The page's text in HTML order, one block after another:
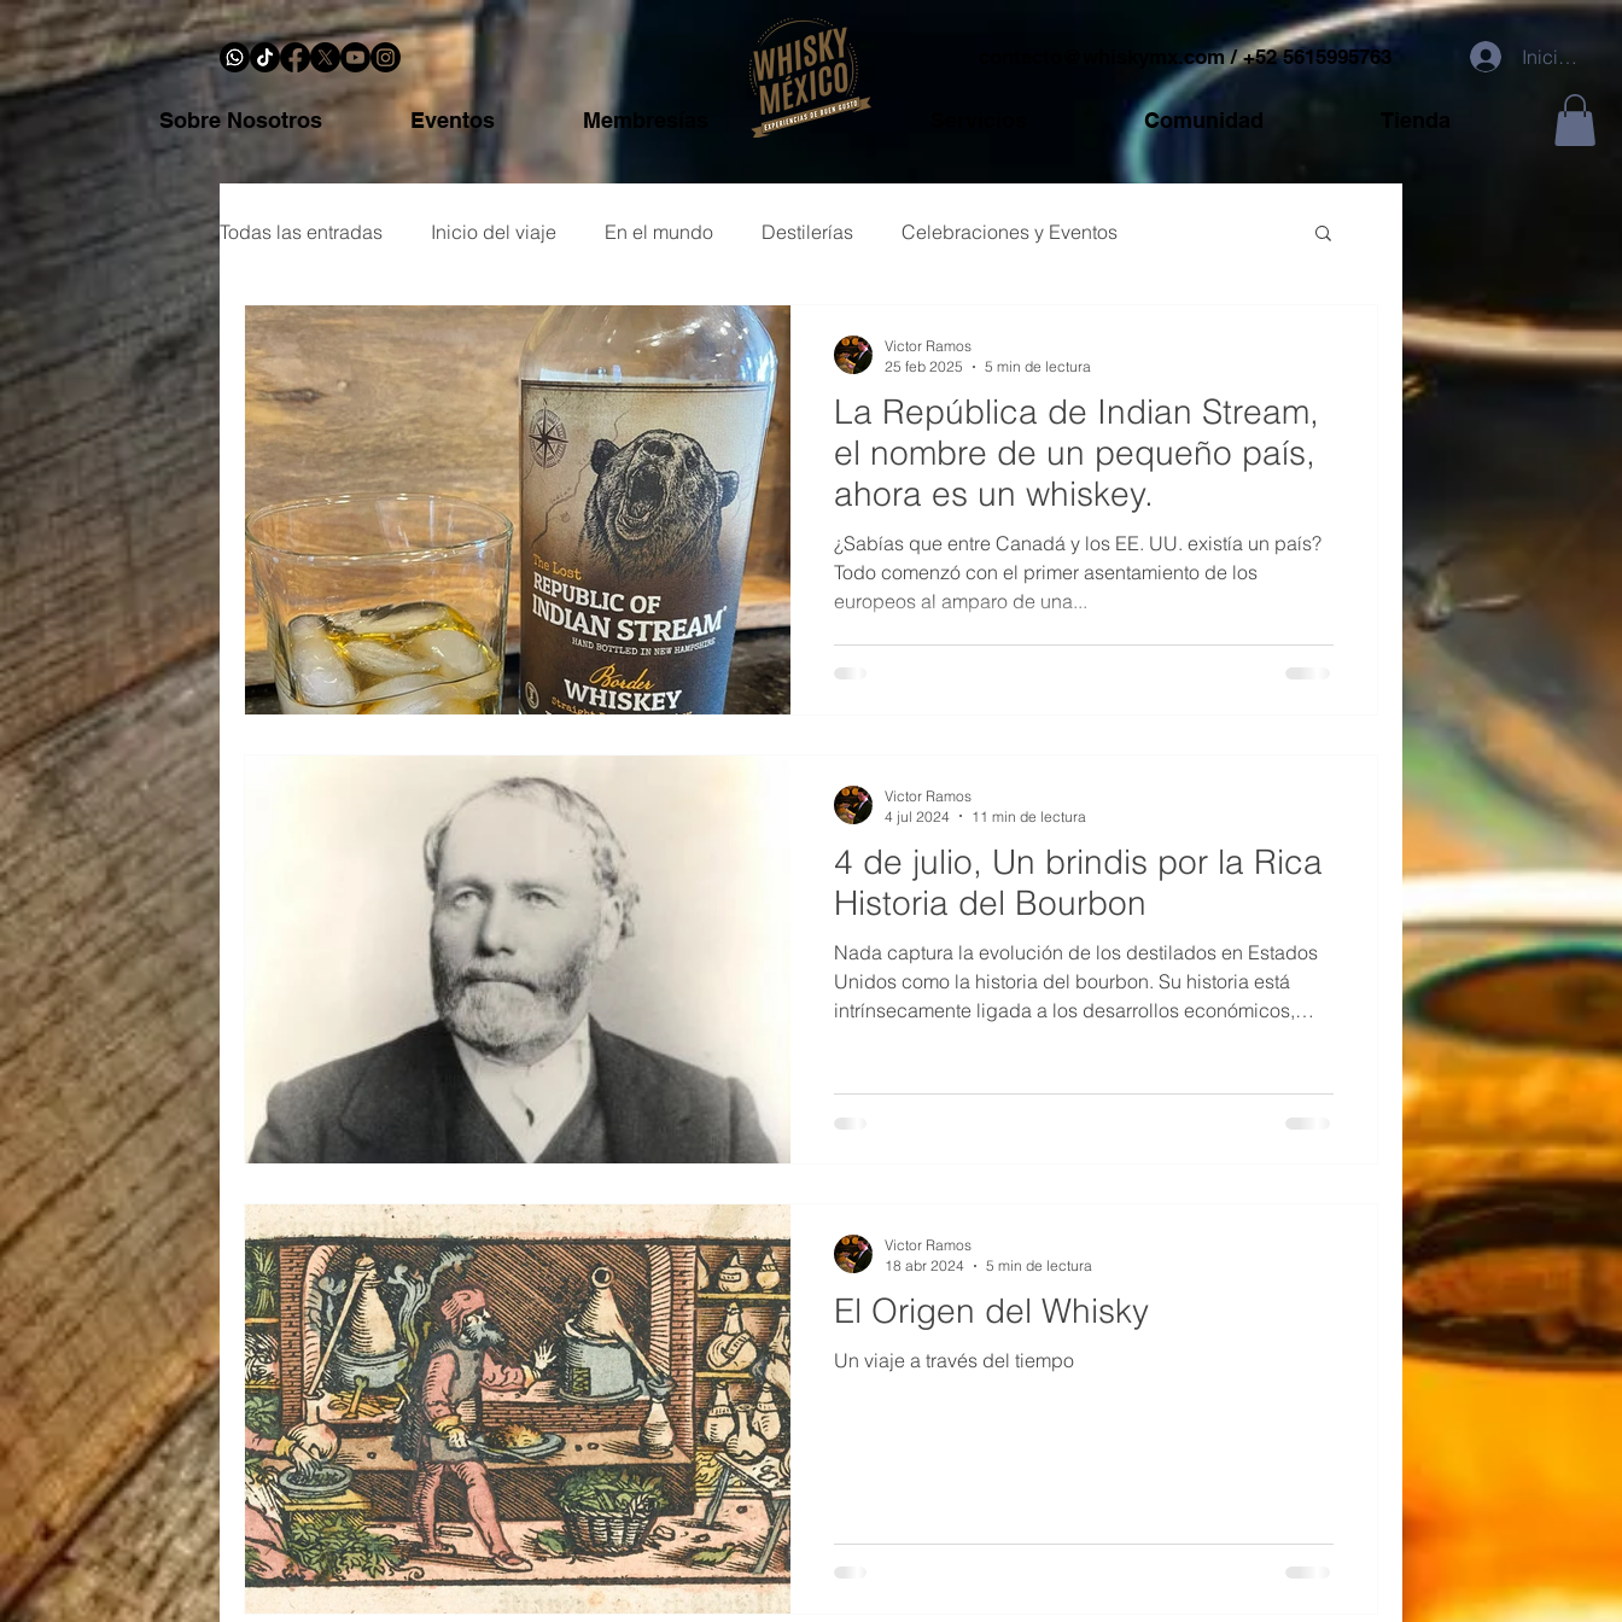
Sobre Nosotros Eventos Membresías
contacto@whiskymx.com/ +52 5615995763 Iniciar
Comunidad Tienda
Todas las entradas Inicio del viaje En el mundo Destilerías Celebraciones y Eventos
Botellas y reseñas Glosario de whisky
La República de Indian Stream,
el nombre de un pequeño país,
ahora es un whiskey.
¿Sabías que entre Canadá y los EE. UU. existía un país?
Todo comenzó con el primer asentamiento de los
europeos al amparo de una...
Victor Ramos
25 feb 2025
5 min de lectura
4 de julio, Un brindis por la Rica
Historia del Bourbon
Nada captura la evolución de los destilados en Estados
Unidos como la historia del bourbon. Su historia está
intrínsecamente ligada a los desarrollos económicos,
caminos, construido más escuelas y financiado más
infraestructura gubernamental que cualquier producto no
Victor Ramos
4 jul 2024
11 min de lectura
El Origen del Whisky
Un viaje a través del tiempo
Victor Ramos
18 abr 2024
5 min de lectura